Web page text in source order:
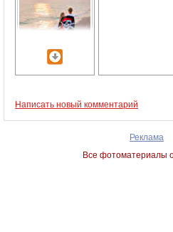
Написать новый комментарий
Реклама
Все фотоматериалы